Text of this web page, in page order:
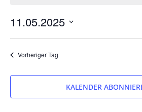
11.05.2025
wählen.
Vorheriger Tag
KALENDER